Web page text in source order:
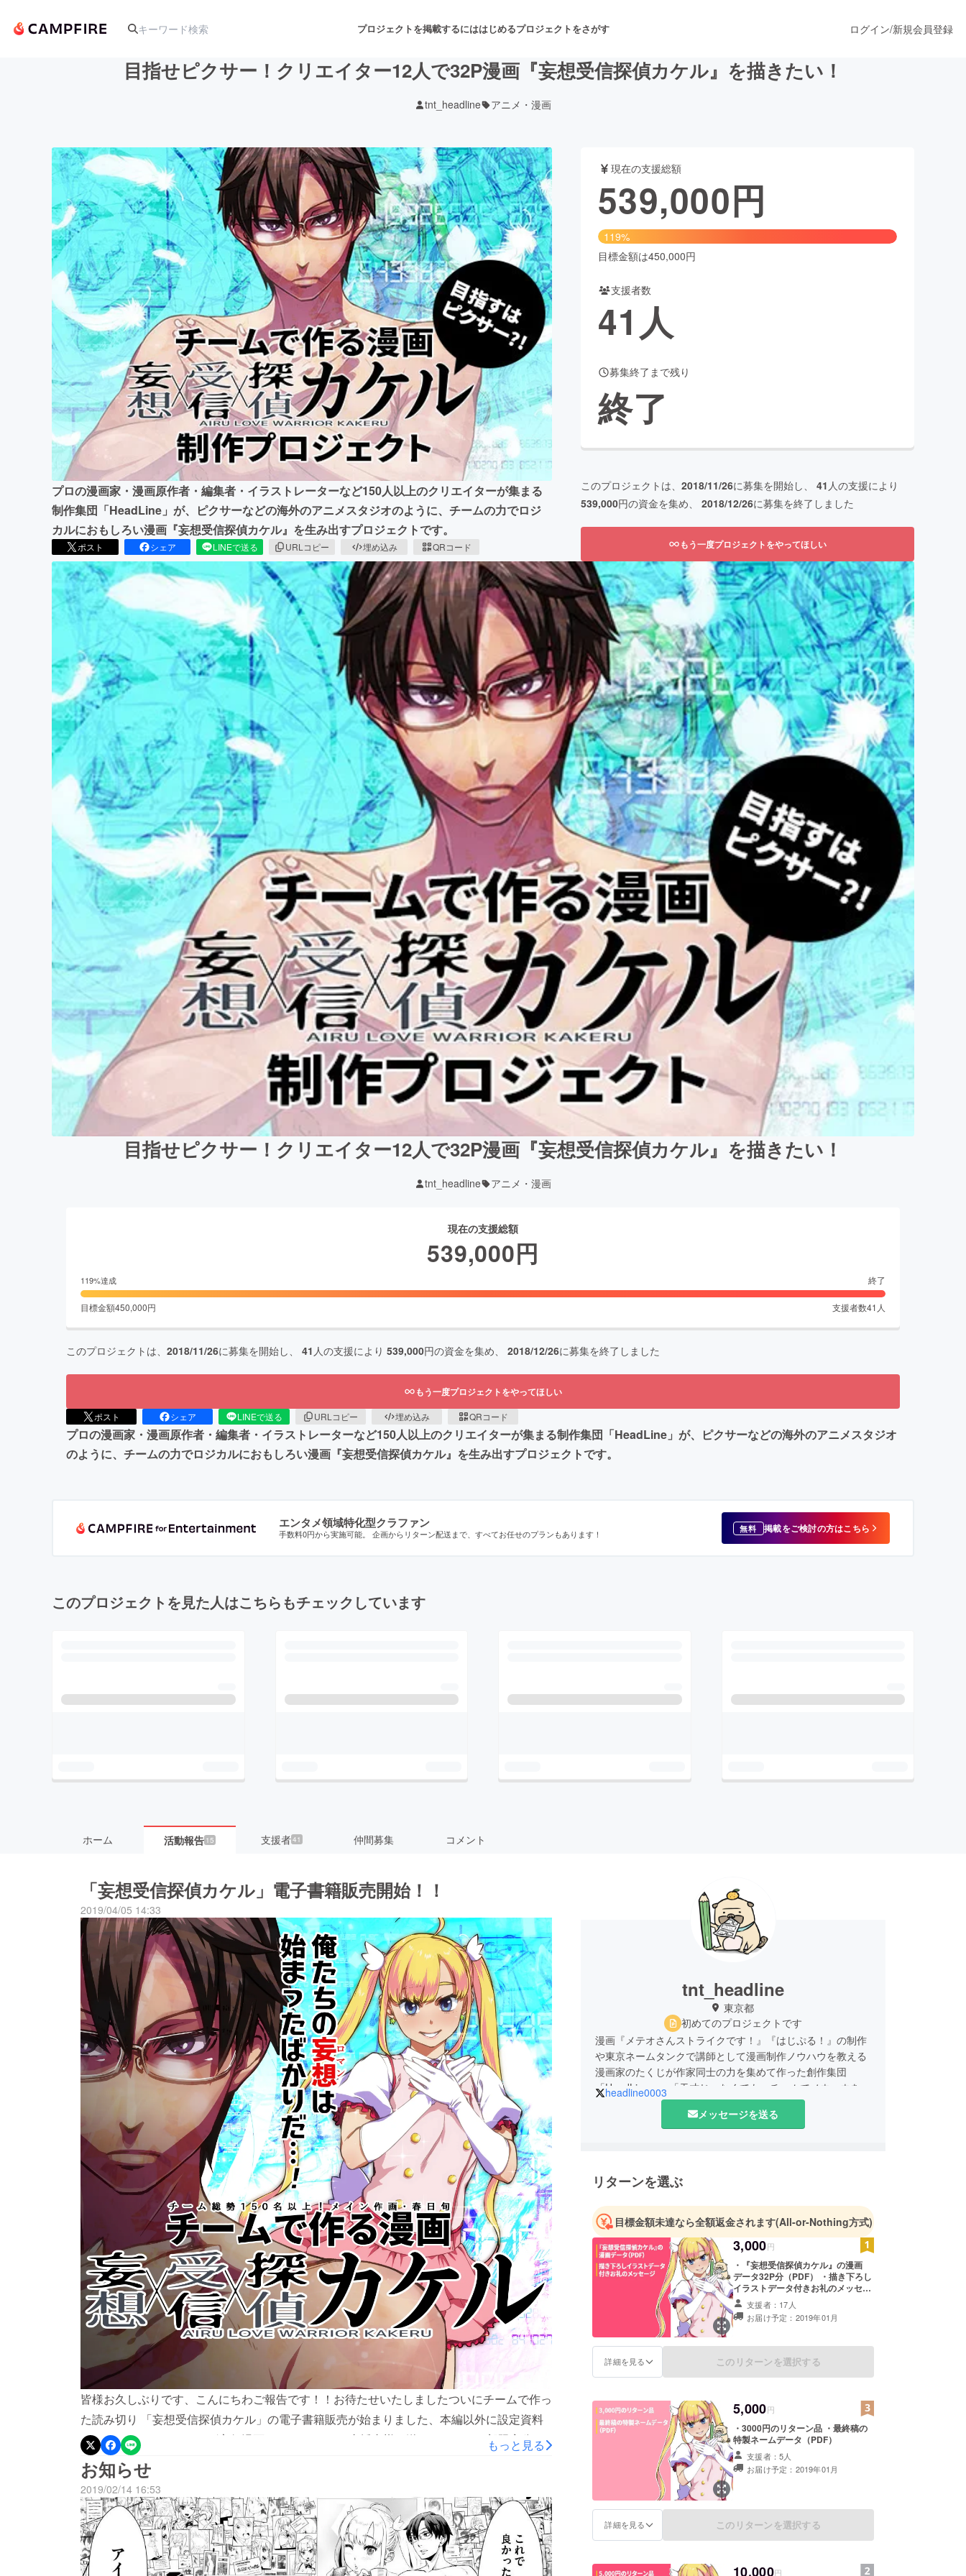
プロジェクトを掲載するにははじめるプロジェクトをさがす
アート・写真 音楽 舞台・パフォーマンス
テクノロジー・ガジェット ゲーム・サービス開発 フード・飲食店 ファッション
映像・映画 書籍・雑誌出版 アニメ・漫画
ビジネス・起業 チャレンジ ビューティー・ヘルスケア
まちづくり・地域活性化
CAMPFIRE for Social GoodCAMPFIRE Creation
CAMPFIREふるさと納税machi-yaコミュニティ
ログイン/新規会員登録
目指せピクサー！クリエイター12人で32P漫画『妄想受信探偵カケル』を描きたい！
tnt_headline アニメ・漫画
プロの漫画家・漫画原作者・編集者・イラストレーターなど150人以上のクリエイターが集まる
制作集団「HeadLine」が、ピクサーなどの海外のアニメスタジオのように、チームの力でロジ
カルにおもしろい漫画『妄想受信探偵カケル』を生み出すプロジェクトです。
ポスト シェア LINEで送る URLコピー 埋め込み QRコード
現在の支援総額
539,000円
119%
目標金額は450,000円
支援者数
41 人
募集終了まで残り
終了
このプロジェクトは、 2018/11/26に募集を開始し、 41 人の支援により
539,000円の資金を集め、 2018/12/26に募集を終了しました
もう一度プロジェクトをやってほしい
目指せピクサー！クリエイター12人で32P漫画『妄想受信探偵カケル』を描きたい！
tnt_headline アニメ・漫画
現在の支援総額
539,000円
119%達成 終了
目標金額450,000円 支援者数41 人
このプロジェクトは、 2018/11/26に募集を開始し、 41 人の支援により 539,000円の資金を集め、 2018/12/26に募集を終了しました
もう一度プロジェクトをやってほしい
ポスト シェア LINEで送る URLコピー 埋め込み QRコード
プロの漫画家・漫画原作者・編集者・イラストレーターなど150人以上のクリエイターが集まる制作集団「HeadLine」が、ピクサーなどの海外のアニメスタジオ
のように、チームの力でロジカルにおもしろい漫画『妄想受信探偵カケル』を生み出すプロジェクトです。
エンタメ領域特化型クラファン
手数料0円から実施可能。 企画からリターン配送まで、すべてお任せのプランもあります！ 無料 掲載をご検討の方はこちら
このプロジェクトを見た人はこちらもチェックしています
ホーム 活動報告 15 支援者41 仲間募集 コメント
「妄想受信探偵カケル」電子書籍販売開始！！
2019/04/05 14:33
皆様お久しぶりです、こんにちわご報告です！！お待たせいたしましたついにチームで作っ
た読み切り 「妄想受信探偵カケル」の電子書籍販売が始まりました、本編以外に設定資料
やクラウドファンディング宣伝漫画もついてきます(支援者様に送ったものの一部限定公開
番です)、いやぁここまでホント長い道のりでした、支援者の方々には本当に感謝ですあり
がとうございました今後ともHeadLine含め「妄想受信探偵カケル」をよろしくお願いいた
します！ Amazom Kindleストア
↓https://www.amazon.co.jp/dp/B07Q82W7PQ/ref=cm_sw_r_tw_dp_U_x_7EUPCbTWABA0
S
もっと見る
お知らせ
2019/02/14 16:53
tnt_headline
東京都
初めてのプロジェクトです
漫画『メテオさんストライクです！』『はじぷる！』の制作
や東京ネームタンクで講師として漫画制作ノウハウを教える
漫画家のたくじが作家同士の力を集めて作った創作集団
「HeadLine」。「天才じゃなくても、チームでノウハウを共
有して作れば素晴らしい完成度の漫画を作り出したい」とい
う想いに集まったプロの漫画家、漫画原作者、漫画家志望
headline0003
メッセージを送る
リターンを選ぶ
目標金額未達なら全額返金されます(All-or-Nothing方式)
3,000円
・『妄想受信探偵カケル』の漫画
データ32P分（PDF） ・描き下ろし
イラストデータ付きお礼のメッセー
ジ 支援者：17人
お届け予定：2019年01月
詳細を見る このリターンを選択する
5,000円
・3000円のリターン品 ・最終稿の
特製ネームデータ（PDF）
支援者：5人
お届け予定：2019年01月
詳細を見る このリターンを選択する
10,000円